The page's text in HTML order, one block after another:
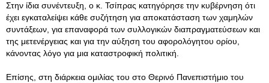
Στην ίδια συνέντευξη, ο κ. Τσίπρας κατηγόρησε την κυβέρνηση ότι
έχει εγκαταλείψει κάθε συζήτηση για αποκατάσταση των χαμηλών
συντάξεων, για επαναφορά των συλλογικών διαπραγματεύσεων και
της μετενέργειας και για την αύξηση του αφορολόγητου ορίου,
κάνοντας λόγο για μια καταστροφική πολιτική.
Επίσης, στη διάρκεια ομιλίας του στο Θερινό Πανεπιστήμιο του